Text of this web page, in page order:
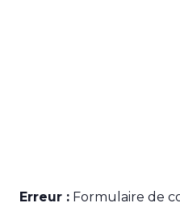
Erreur : Formulaire de